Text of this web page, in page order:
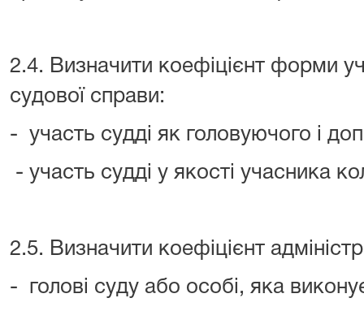
2.4. Визначити коефіцієнт форми
судової справи:
- участь судді як головуючого і
- участь судді у якості учасника
2.5. Визначити коефіцієнт
- голові суду або особі, яка